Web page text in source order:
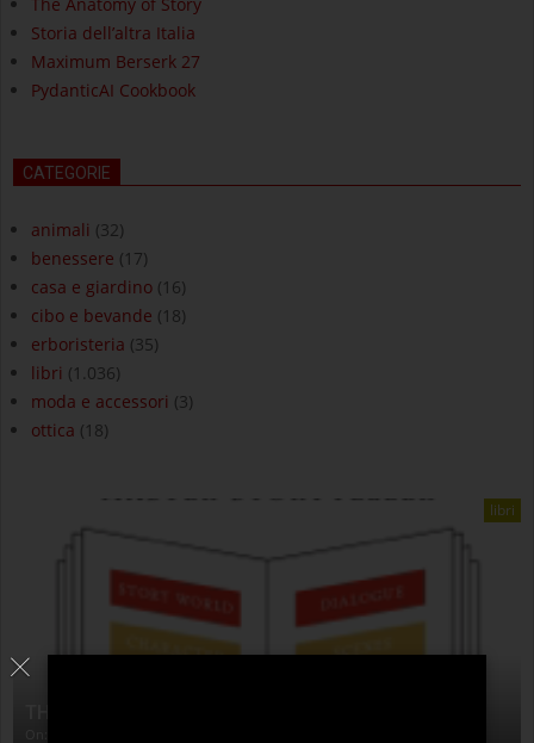
Storia dell’altra Italia
Maximum Berserk 27
PydanticAI Cookbook
CATEGORIE
animali (32)
benessere (17)
casa e giardino (16)
cibo e bevande (18)
erboristeria (35)
libri (1.036)
moda e accessori (3)
ottica (18)
libri